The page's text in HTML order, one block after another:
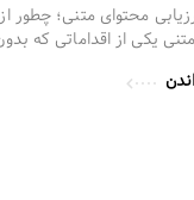
ارزیابی محتوای متنی؛
یکی از اقداماتی که